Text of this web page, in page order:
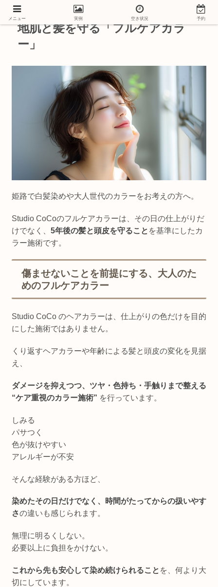
地肌と髪を守る「フルケアカラ
ー」
姫路で白髪染めや大人世代のカラーをお考えの方へ。
Studio CoCoのフルケアカラーは、その日の仕上がりだ
けでなく、 5年後の髪と頭皮を守ること を基準にしたカ
ラー施術です。
傷ませないことを前提にする、大人のた
めのフルケアカラー
Studio CoCo のヘアカラーは、仕上がりの色だけを目的
にした施術ではありません。
くり返すヘアカラーや年齢による髪と頭皮の変化を見据
え、
ダメージを抑えつつ、ツヤ・色持ち・手触りまで整える
“ケア重視のカラー施術” を行っています。
しみる
パサつく
色が抜けやすい
アレルギーが不安
そんな経験がある方ほど、
染めたその日だけでなく、時間がたってからの扱いやす
さの違いも感じられます。
無理に明るくしない。
必要以上に負担をかけない。
これから先も安心して染め続けられること を、何より大
切にしています。
メニュー 実例 空き状況 予約